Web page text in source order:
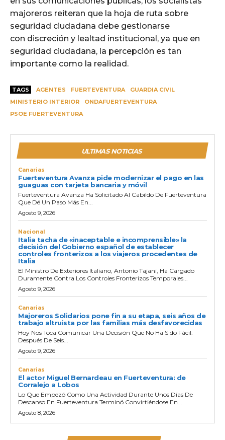
majoreros reiteran que la hoja de ruta sobre
seguridad ciudadana debe gestionarse
con discreción y lealtad institucional, ya que en
seguridad ciudadana, la percepción es tan
importante como la realidad.
TAGS AGENTES FUERTEVENTURA
GUARDIA CIVIL
MINISTERIO INTERIOR
ONDAFUERTEVENTURA
PSOE FUERTEVENTURA
ULTIMAS NOTICIAS
Canarias
Fuerteventura Avanza pide modernizar el pago en las
guaguas con tarjeta bancaria y móvil
Fuerteventura Avanza Ha Solicitado Al Cabildo De Fuerteventura
Que Dé Un Paso Más En...
Agosto 9, 2026
Nacional
Italia tacha de «inaceptable e incomprensible» la
decisión del Gobierno español de establecer
controles fronterizos a los viajeros procedentes de
Italia
El Ministro De Exteriores Italiano, Antonio Tajani, Ha Cargado
Duramente Contra Los Controles Fronterizos Temporales...
Agosto 9, 2026
Canarias
Majoreros Solidarios pone fin a su etapa, seis años de
trabajo altruista por las familias más desfavorecidas
Hoy Nos Toca Comunicar Una Decisión Que No Ha Sido Fácil:
Después De Seis...
Agosto 9, 2026
Canarias
El actor Miguel Bernardeau en Fuerteventura: de
Corralejo a Lobos
Lo Que Empezó Como Una Actividad Durante Unos Días De
Descanso En Fuerteventura Terminó Convirtiéndose En...
Agosto 8, 2026